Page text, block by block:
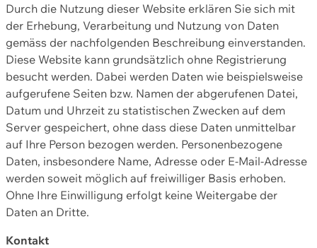
Durch die Nutzung dieser Website erklären Sie sich mit
der Erhebung, Verarbeitung und Nutzung von Daten
gemäss der nachfolgenden Beschreibung einverstanden.
Diese Website kann grundsätzlich ohne Registrierung
besucht werden. Dabei werden Daten wie beispielsweise
aufgerufene Seiten bzw. Namen der abgerufenen Datei,
Datum und Uhrzeit zu statistischen Zwecken auf dem
Server gespeichert, ohne dass diese Daten unmittelbar
auf Ihre Person bezogen werden. Personenbezogene
Daten, insbesondere Name, Adresse oder E-Mail-Adresse
werden soweit möglich auf freiwilliger Basis erhoben.
Ohne Ihre Einwilligung erfolgt keine Weitergabe der
Daten an Dritte.
Kontakt